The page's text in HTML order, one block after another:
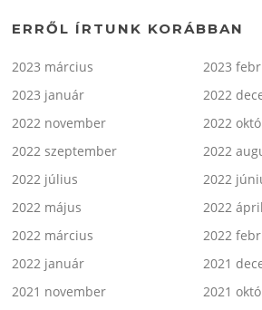
ERRŐL ÍRTUNK KORÁBBAN
2023 március
2023
2023 január
2022
2022 november
2022
2022 szeptember
2022
2022 július
2022
2022 május
2022
2022 március
2022
2022 január
2021
2021 november
2021